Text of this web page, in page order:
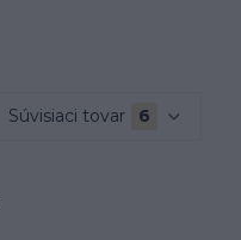
Súvisiaci tovar 6